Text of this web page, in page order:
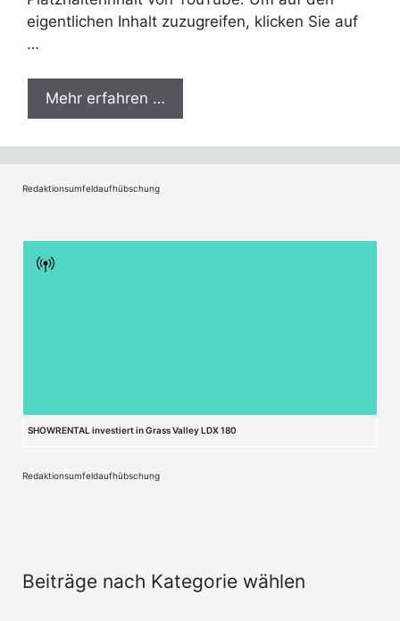
eigentlichen Inhalt zuzugreifen, klicken Sie auf
…
Mehr erfahren …
Redaktionsumfeldaufhübschung
SHOWRENTAL investiert in Grass Valley LDX 180
Redaktionsumfeldaufhübschung
Beiträge nach Kategorie wählen